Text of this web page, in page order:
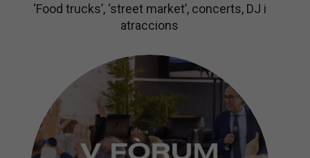
‘Food trucks’, ‘street market’, concerts, DJ i
atraccions